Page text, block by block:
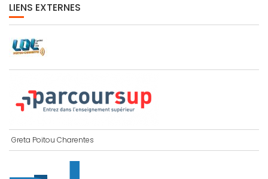
LIENS EXTERNES
Greta Poitou Charentes